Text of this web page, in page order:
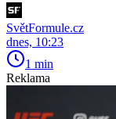
SvětFormule.cz
dnes, 10:23
1 min
Reklama